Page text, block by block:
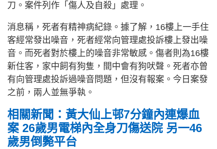
刀。案件列作「傷人及自殺」處理。
消息稱，死者有精神病紀錄。據了解，16樓上一手住
客經常發出噪音，死者經常向管理處投訴樓上發出噪
音。而死者對於樓上的噪音非常敏感。傷者則為16樓
新住客，家中飼有狗隻，間中會有狗吠聲。死者亦曾
有向管理處投訴過噪音問題，但沒有報案。今日案發
之前，兩人並無爭執。
相關新聞：黃大仙上邨7分鐘內連爆血
案 26歲男電梯內全身刀傷送院 另一46
歲男倒斃平台